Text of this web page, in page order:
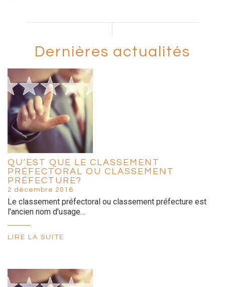
Dernières actualités
QU’EST QUE LE CLASSEMENT
PRÉFECTORAL OU CLASSEMENT
PRÉFECTURE?
2 décembre 2016
Le classement préfectoral ou classement préfecture est
l'ancien nom d'usage…
LIRE LA SUITE